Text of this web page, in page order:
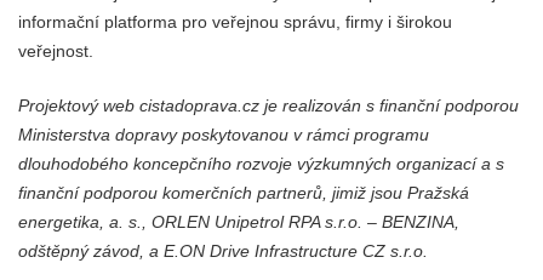
informační platforma pro veřejnou správu, firmy i širokou
veřejnost.
Projektový web cistadoprava.cz je realizován s finanční podporou
Ministerstva dopravy poskytovanou v rámci programu
dlouhodobého koncepčního rozvoje výzkumných organizací a s
finanční podporou komerčních partnerů, jimiž jsou Pražská
energetika, a. s., ORLEN Unipetrol RPA s.r.o. – BENZINA,
odštěpný závod, a E.ON Drive Infrastructure CZ s.r.o.